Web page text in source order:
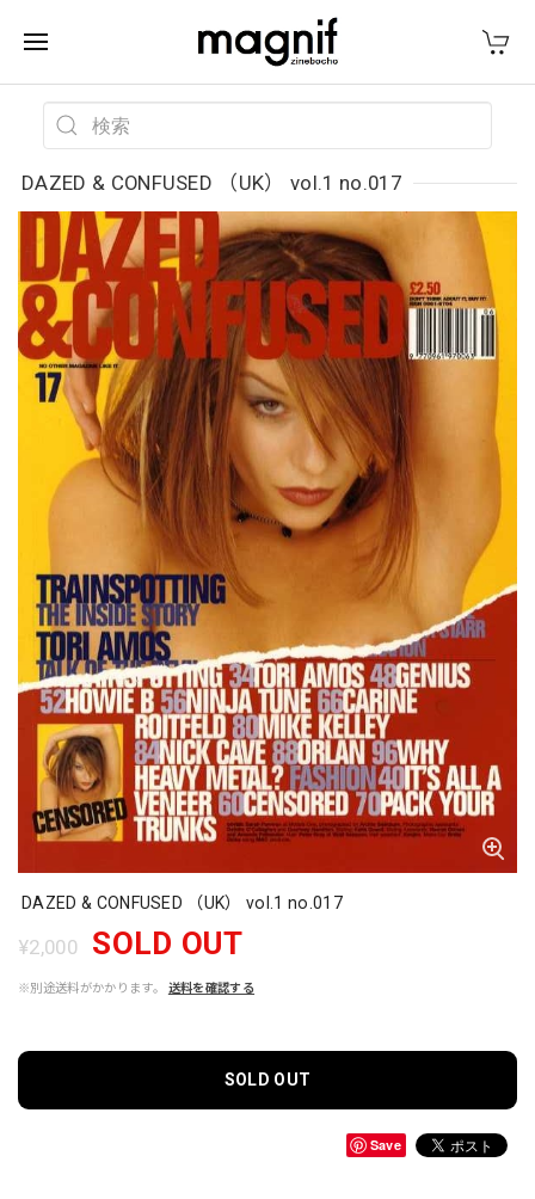
DAZED & CONFUSED （UK） vol.1 no.017
DAZED & CONFUSED （UK） vol.1 no.017
¥2,000 SOLD OUT
※別途送料がかかります。 送料を確認する
SOLD OUT
Save